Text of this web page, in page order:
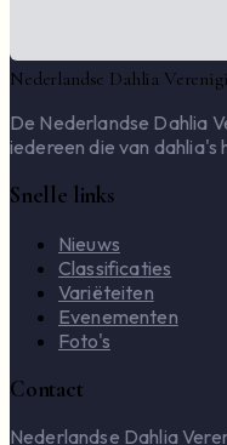
Nederlandse Dahlia
De Nederlandse Dahlia
iedereen die van dahlia's
Snelle links
Nieuws
Classificaties
Variëteiten
Evenementen
Foto's
Contact
Nederlandse Dahlia